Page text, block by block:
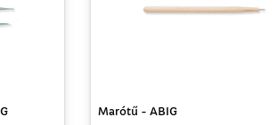
Marótű - ABIG